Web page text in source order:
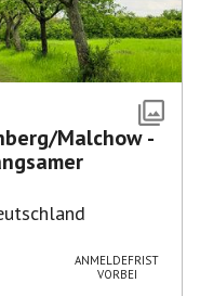
Malchow -
ANMELDEFRIST
VORBEI